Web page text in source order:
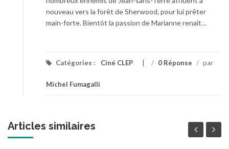
nouveau vers la forêt de Sherwood, pour lui prêter
main-forte. Bientôt la passion de Marianne renaît…
Catégories : Ciné CLEP / 0 Réponse / par
Michel Fumagalli
Articles similaires